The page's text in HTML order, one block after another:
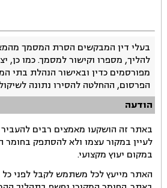
בעלי דין המבקשים הסרת המסמך
להליך, מספרו וקישור למסמך. כמו כן,
מפורסמים כדין ובאישור הנהלת בתי
הפרסום, ההחלטה להסירו נתונה
הודעה
באתר זה הושקעו מאמצים רבים
לעיין במקור עצמו ולא להסתפק בחומר
במקום יעוץ מקצועי.
האתר מייעץ לכל משתמש לקבל לפני כל